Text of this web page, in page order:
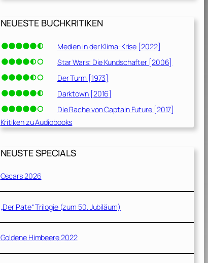
NEUESTE BUCHKRITIKEN
Medien in der Klima-Krise [2022]
Star Wars: Die Kundschafter [2006]
Der Turm [1973]
Darktown [2016]
Die Rache von Captain Future [2017]
Kritiken zu Audiobooks
NEUSTE SPECIALS
Oscars 2026
„Der Pate“ Trilogie (zum 50. Jubiläum)
Goldene Himbeere 2022